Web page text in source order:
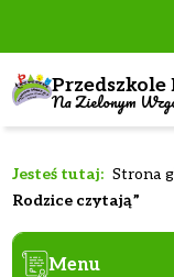
Przedszkole
Na Zielonym
Strona
Rodzice czytają”
Menu